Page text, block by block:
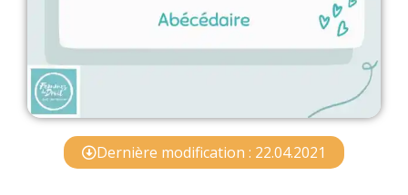
Dernière modification : 22.04.2021